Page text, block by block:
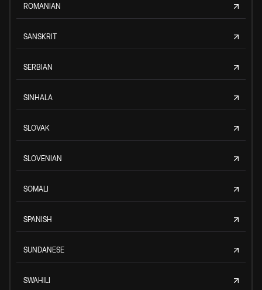
ROMANIAN
SANSKRIT
SERBIAN
SINHALA
SLOVAK
SLOVENIAN
SOMALI
SPANISH
SUNDANESE
SWAHILI